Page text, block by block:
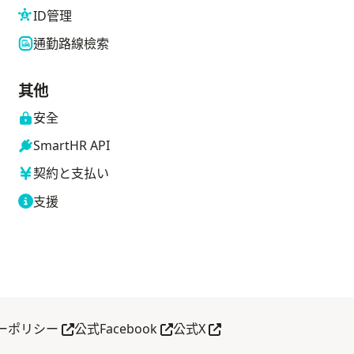
ID管理
通勤路線檢索
其他
安全
SmartHR API
契約と支払い
支援
ポリシー 另開分頁
公式Facebook另開分頁
公式X另開分頁